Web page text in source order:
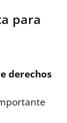
para
derechos